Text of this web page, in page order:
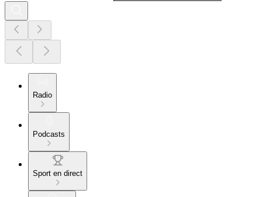
Radio
Podcasts
Sport en direct